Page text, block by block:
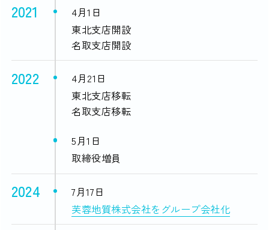
2021
4月1日
東北支店開設
名取支店開設
2022
4月21日
東北支店移転
名取支店移転
5月1日
取締役増員
2024
7月17日
芙蓉地質株式会社をグループ会社化